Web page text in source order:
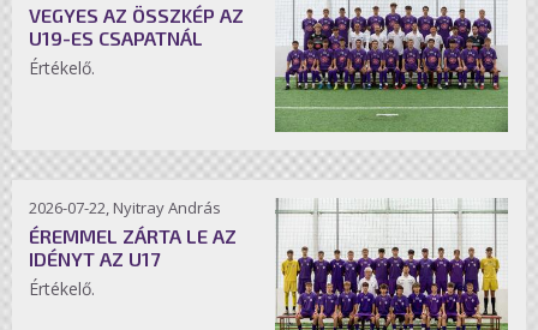
VEGYES AZ ÖSSZKÉP AZ
U19-ES CSAPATNÁL
Értékelő.
2026-07-22, Nyitray András
ÉREMMEL ZÁRTA LE AZ
IDÉNYT AZ U17
Értékelő.